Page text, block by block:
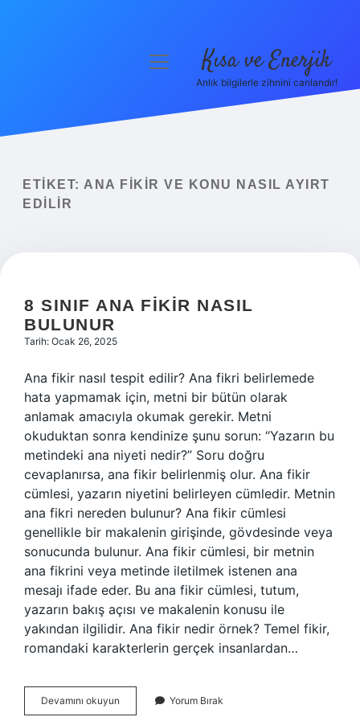
Yasal Uyarı
menüyü
Kısa ve Enerjik
Anlık bilgilerle zihnini canlandır!
ETIKET: ANA FIKIR VE KONU NASIL AYIRT
EDILIR
8 SINIF ANA FIKIR NASIL
BULUNUR
Tarih: Ocak 26, 2025
Ana fikir nasıl tespit edilir? Ana fikri belirlemede
hata yapmamak için, metni bir bütün olarak
anlamak amacıyla okumak gerekir. Metni
okuduktan sonra kendinize şunu sorun: “Yazarın bu
metindeki ana niyeti nedir?” Soru doğru
cevaplanırsa, ana fikir belirlenmiş olur. Ana fikir
cümlesi, yazarın niyetini belirleyen cümledir. Metnin
ana fikri nereden bulunur? Ana fikir cümlesi
genellikle bir makalenin girişinde, gövdesinde veya
sonucunda bulunur. Ana fikir cümlesi, bir metnin
ana fikrini veya metinde iletilmek istenen ana
mesajı ifade eder. Bu ana fikir cümlesi, tutum,
yazarın bakış açısı ve makalenin konusu ile
yakından ilgilidir. Ana fikir nedir örnek? Temel fikir,
romandaki karakterlerin gerçek insanlardan…
Devamını okuyun
Sınıf
Yorum Bırak